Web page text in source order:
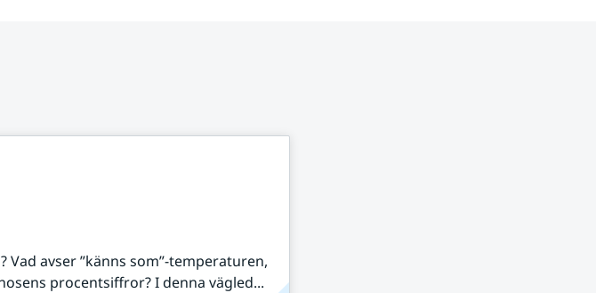
avser ”känns som”-temperaturen,
procentsiffror? I denna vägled...